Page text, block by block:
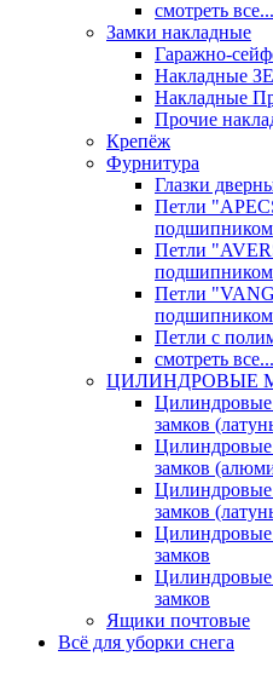
смотреть все...
Замки накладные
Гаражно-
Накладные
Накладные
Прочие
Крепёж
Фурнитура
Глазки
Петли
подшипником
Петли
Петли
Петли с
смотреть все...
ЦИЛИНДРОВЫЕ
Цилиндровые
замков
Цилиндровые
замков
Цилиндровые
замков
замков
замков
Ящики почтовые
Всё для уборки снега